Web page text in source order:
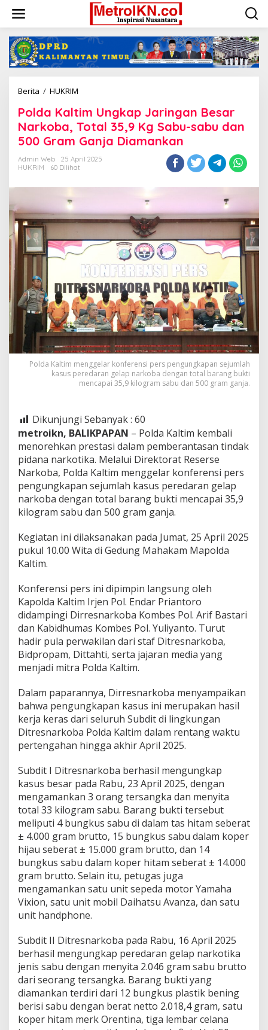
konten
Berita / HUKRIM
Ungkap
Jaringan
Besar
Narkoba,
Total
35,9
Sabu-
500
Gram
Ganja
Diamankan
Polda Kaltim Ungkap Jaringan Besar
Narkoba, Total 35,9 Kg Sabu-sabu dan
500 Gram Ganja Diamankan
Admin Web
25 April 2025
HUKRIM
60 Dilihat
Polda Kaltim menggelar konferensi pers pengungkapan sejumlah
kasus peredaran gelap narkoba dengan total barang bukti
mencapai 35,9 kilogram sabu dan 500 gram ganja.
Dikunjungi Sebanyak : 60
metroikn, BALIKPAPAN – Polda Kaltim kembali
menorehkan prestasi dalam pemberantasan tindak
pidana narkotika. Melalui Direktorat Reserse
Narkoba, Polda Kaltim menggelar konferensi pers
pengungkapan sejumlah kasus peredaran gelap
narkoba dengan total barang bukti mencapai 35,9
kilogram sabu dan 500 gram ganja.
Kegiatan ini dilaksanakan pada Jumat, 25 April 2025
pukul 10.00 Wita di Gedung Mahakam Mapolda
Kaltim.
Konferensi pers ini dipimpin langsung oleh
Kapolda Kaltim Irjen Pol. Endar Priantoro
didampingi Dirresnarkoba Kombes Pol. Arif Bastari
dan Kabidhumas Kombes Pol. Yuliyanto. Turut
hadir pula perwakilan dari staf Ditresnarkoba,
Bidpropam, Dittahti, serta jajaran media yang
menjadi mitra Polda Kaltim.
Dalam paparannya, Dirresnarkoba menyampaikan
bahwa pengungkapan kasus ini merupakan hasil
kerja keras dari seluruh Subdit di lingkungan
Ditresnarkoba Polda Kaltim dalam rentang waktu
pertengahan hingga akhir April 2025.
Subdit I Ditresnarkoba berhasil mengungkap
kasus besar pada Rabu, 23 April 2025, dengan
mengamankan 3 orang tersangka dan menyita
total 33 kilogram sabu. Barang bukti tersebut
meliputi 4 bungkus sabu di dalam tas hitam seberat
± 4.000 gram brutto, 15 bungkus sabu dalam koper
hijau seberat ± 15.000 gram brutto, dan 14
bungkus sabu dalam koper hitam seberat ± 14.000
gram brutto. Selain itu, petugas juga
mengamankan satu unit sepeda motor Yamaha
Vixion, satu unit mobil Daihatsu Avanza, dan satu
unit handphone.
Subdit II Ditresnarkoba pada Rabu, 16 April 2025
berhasil mengungkap peredaran gelap narkotika
jenis sabu dengan menyita 2.046 gram sabu brutto
dari seorang tersangka. Barang bukti yang
diamankan terdiri dari 12 bungkus plastik bening
berisi sabu dengan berat netto 2.018,4 gram, satu
koper hitam merk Orentina, tiga lembar celana